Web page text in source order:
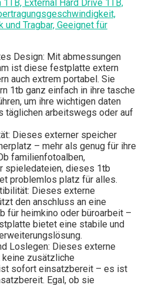
External Hard Drive 1TB,
und Tragbar, Geeignet für
Design: Mit abmessungen
ist diese festplatte extern
auch extrem portabel. Sie
1tb ganz einfach in ihre tasche
um ihre wichtigen daten
täglichen arbeitswegs oder auf
Dieses externer speicher
– mehr als genug für ihre
familienfotoalben,
spieledateien, dieses 1tb
problemlos platz für alles.
Dieses externe
den anschluss an eine
für heimkino oder büroarbeit –
bietet eine stabile und
Loslegen: Dieses externe
zusätzliche
sofort einsatzbereit – es ist
Egal, ob sie